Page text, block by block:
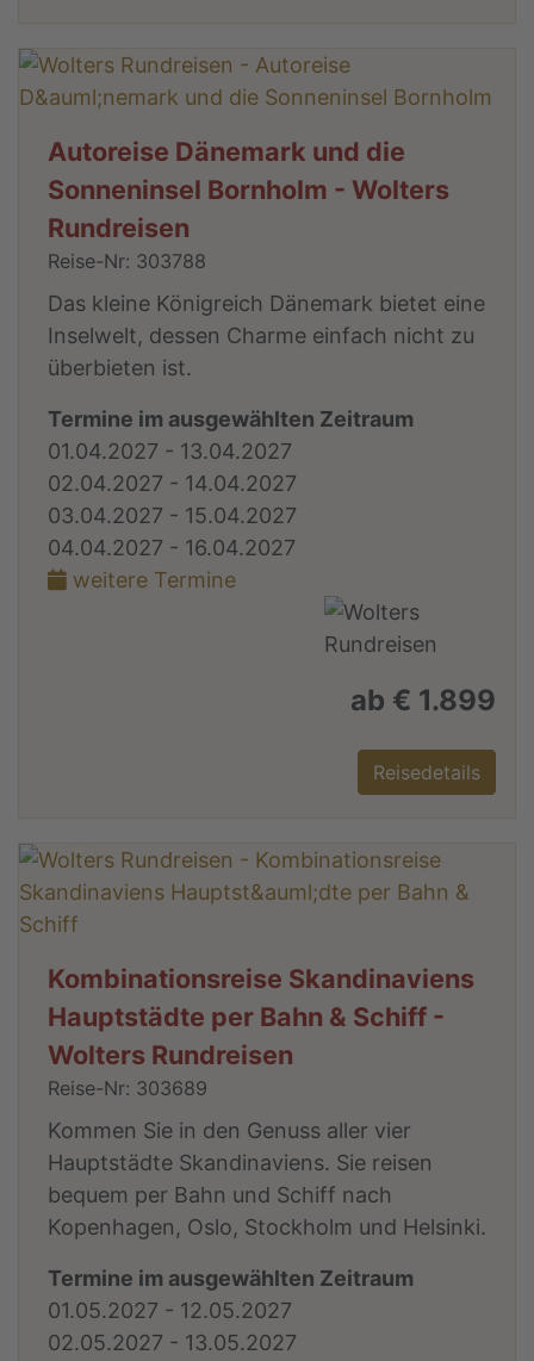
Autoreise Dänemark und die
Sonneninsel Bornholm - Wolters
Rundreisen
Reise-Nr: 303788
Das kleine Königreich Dänemark bietet eine
Inselwelt, dessen Charme einfach nicht zu
überbieten ist.
Termine im ausgewählten Zeitraum
01.04.2027 - 13.04.2027
02.04.2027 - 14.04.2027
03.04.2027 - 15.04.2027
04.04.2027 - 16.04.2027
weitere Termine
ab € 1.899
Reisedetails
Kombinationsreise Skandinaviens
Hauptstädte per Bahn & Schiff -
Wolters Rundreisen
Reise-Nr: 303689
Kommen Sie in den Genuss aller vier
Hauptstädte Skandinaviens. Sie reisen
bequem per Bahn und Schiff nach
Kopenhagen, Oslo, Stockholm und Helsinki.
Termine im ausgewählten Zeitraum
01.05.2027 - 12.05.2027
02.05.2027 - 13.05.2027